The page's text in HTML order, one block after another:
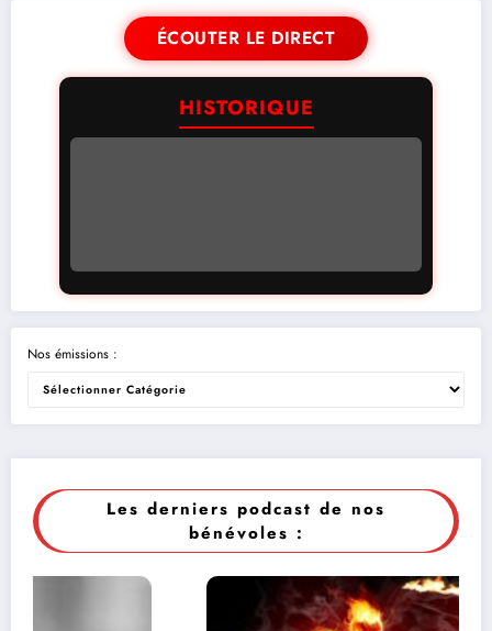
ÉCOUTER LE DIRECT
HISTORIQUE
Nos émissions :
Les derniers podcast de nos
bénévoles :